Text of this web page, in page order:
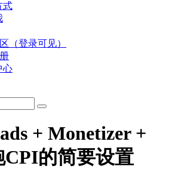
式
（登录可见）
心
+ Monetizer +
CPI的简要设置